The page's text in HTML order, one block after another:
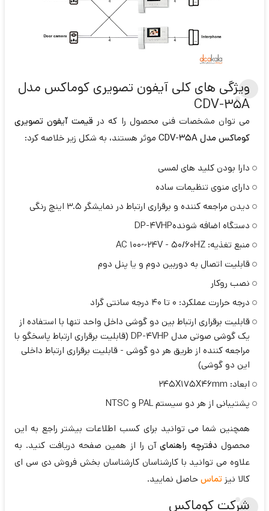
ویژگی های کلی آیفون تصویری کوماکس مدل
CDV-35A
می توان مشخصات فنی محصول را که در قیمت آیفون تصویری
کوماکس مدل CDV-35A
موثر هستند، به شکل زیر خلاصه کرد:
دارا بودن کلید های لمسی
دارای منوی تنظیمات ساده
دیدن مراجعه کننده و برقراری ارتباط در نمایشگر 3.5 اینچ رنگی
دستگاه اضافه شوندهDP-4VHP
منبع تغذیه: AC 100~24V - 50/60HZ
قابلیت اتصال به دوربین دوم و یا پنل دوم
نصب روکار
درجه حرارت عملکرد: 0 تا 40 درجه سانتی گراد
قابلیت برقراری ارتباط بین دو گوشی داخل واحد تنها با استفاده از
یک گوشی صوتی مدل DP-4VHP (قابلیت برقراری ارتباط پاسخگو با
مراجعه کننده از طریق هر دو گوشی - قابلیت برقراری ارتباط داخلی
این دو گوشی)
ابعاد: 245X175X46mm
پشتیبانی از هر دو سیستم PAL و NTSC
همچنین شما می توانید برای کسب اطلاعات بیشتر راجع به این
محصول دفترچه راهنمایآن را از همین صفحه دریافت کنید. به
علاوه می توانید با کارشناسان کارشناسان بخش فروش دی سی ای
کالا نیز تماس حاصل نمایید.
شرکت کوماکس